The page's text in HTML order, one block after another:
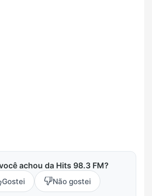
achou da Hits 98.3 FM?
Gostei Não gostei